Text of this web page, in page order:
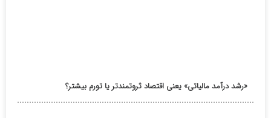
«رشد درآمد مالیاتی» یعنی اقتصاد ثروتمندتر یا تورم بیشتر؟